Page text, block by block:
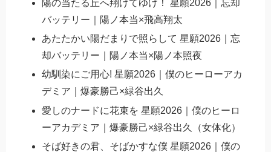
陽の当たる丘へ翔けてゆけ！ 星願2026｜忘却
バッテリー｜陽ノ本当×飛高翔太
あたたかい陽だまりで照らして 星願2026｜忘
却バッテリー｜陽ノ本当×陽ノ本照夜
幼馴染にご用心! 星願2026｜僕のヒーローアカ
デミア｜爆豪勝己×緑谷出久
愛しのナードに花束を 星願2026｜僕のヒーロ
ーアカデミア｜爆豪勝己×緑谷出久（女体化）
そば好きの君、そばかすな僕 星願2026｜僕の